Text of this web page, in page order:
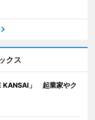
クス
KANSAI」 起業家やク